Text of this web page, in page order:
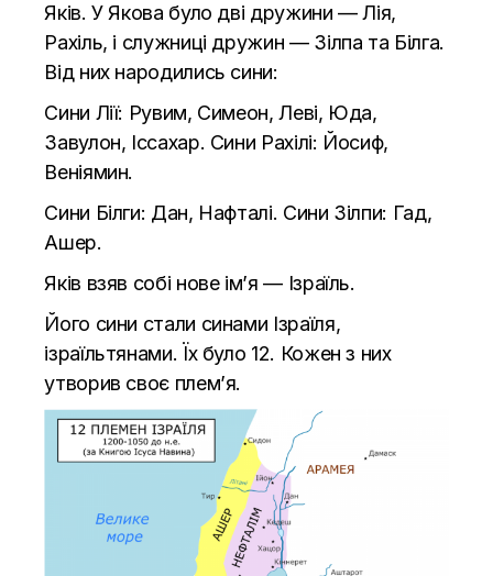
Яків. У Якова було дві дружини — Лія,
Рахіль, і служниці дружин — Зілпа та Білга.
Від них народились сини:
Сини Лії: Рувим, Симеон, Леві, Юда,
Завулон, Іссахар. Сини Рахілі: Йосиф,
Веніямин.
Сини Білги: Дан, Нафталі. Сини Зілпи: Гад,
Ашер.
Яків взяв собі нове ім’я — Ізраїль.
Його сини стали синами Ізраїля,
ізраїльтянами. Їх було 12. Кожен з них
утворив своє плем’я.